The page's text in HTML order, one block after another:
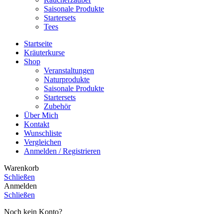
Saisonale Produkte
Startersets
Tees
Startseite
Kräuterkurse
Shop
Veranstaltungen
Naturprodukte
Saisonale Produkte
Startersets
Zubehör
Über Mich
Kontakt
Wunschliste
Vergleichen
Anmelden / Registrieren
Warenkorb
Schließen
Anmelden
Schließen
Noch kein Konto?